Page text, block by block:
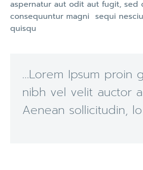
aspernatur aut odit aut fugit, sed
consequuntur magni sequi
quisqu
…Lorem Ipsum proin
nibh vel velit auctor
Aenean sollicitudin, lo